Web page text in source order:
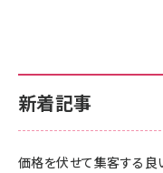
新着記事
価格を伏せて集客する良